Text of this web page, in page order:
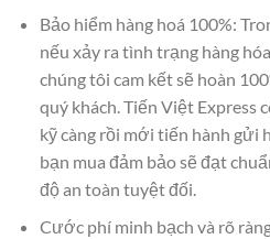
Bảo hiểm hàng hoá 100%:
nếu xảy ra tình trạng hàng
chúng tôi cam kết sẽ hoàn
quý khách. Tiến Việt Express
kỹ càng rồi mới tiến hành gửi
bạn mua đảm bảo sẽ đạt
độ an toàn tuyệt đối.
Cước phí minh bạch và rõ